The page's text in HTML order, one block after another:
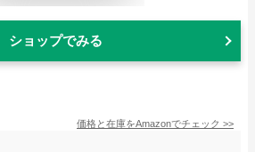
ショップでみる
価格と在庫をAmazonでチェック >>